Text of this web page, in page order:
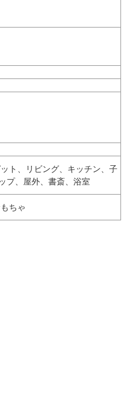
ト、リビング、キッチン、子
プ、屋外、書斎、浴室
ちゃ